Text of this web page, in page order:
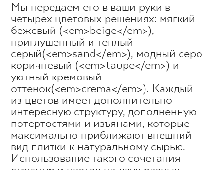
Мы передаем его в ваши руки в
четырех цветовых решениях: мягкий
бежевый (<em>beige</em>),
приглушенный и теплый
серый(<em>sand</em>), модный серо-
коричневый (<em>taupe</em>) и
уютный кремовый
оттенок(<em>crema</em>). Каждый
из цветов имеет дополнительно
интересную структуру, дополненную
потертостями и изъянами, которые
максимально приближают внешний
вид плитки к натуральному сырью.
Использование такого сочетания